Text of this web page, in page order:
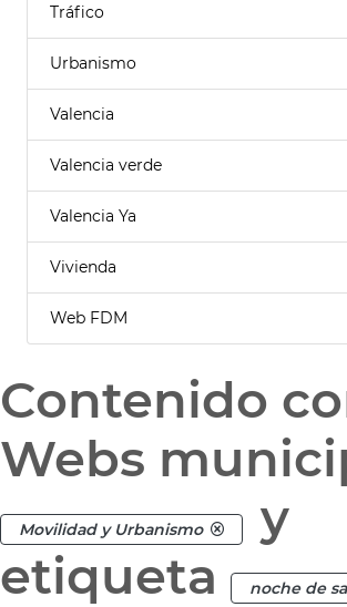
Tráfico
Urbanismo
Valencia
Valencia verde
Valencia Ya
Vivienda
Web FDM
Contenido
Webs
Movilidad y Urbanismo
y
etiqueta
noche de